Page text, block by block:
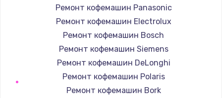
1350 руб.
Заказать
Ремонт капиллярной трубки
3390 руб.
Заказать
Ремонт кофемашин Panasonic
Ремонт кофемашин Electrolux
Ремонт кофемашин Bosch
Ремонт кофемашин Siemens
Ремонт кофемашин DeLonghi
Ремонт кофемашин Polaris
Ремонт кофемашин Bork